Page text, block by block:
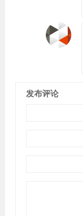
发布评论